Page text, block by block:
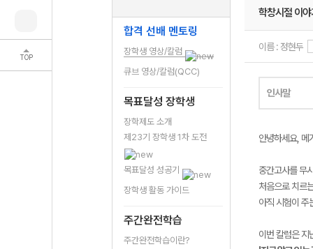
TOP
합격 선배 멘토링
장학생 영상/칼럼
큐브 영상/칼럼(QCC)
목표달성 장학생
장학제도 소개
제23기 장학생 1차 도전
목표달성 성공기
장학생 활동 가이드
주간완전학습
주간완전학습이란?
학창시절 이
이름 : 정현두
인사말
안녕하세요, 메
중간고사를 무
처음으로 치르
아직 시험이 주
이번 칼럼은 지